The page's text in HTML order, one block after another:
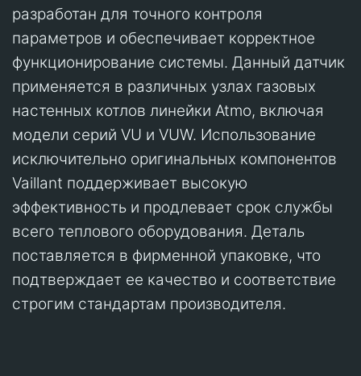
разработан для точного контроля
параметров и обеспечивает корректное
функционирование системы. Данный датчик
применяется в различных узлах газовых
настенных котлов линейки Atmo, включая
модели серий VU и VUW. Использование
исключительно оригинальных компонентов
Vaillant поддерживает высокую
эффективность и продлевает срок службы
всего теплового оборудования. Деталь
поставляется в фирменной упаковке, что
подтверждает ее качество и соответствие
строгим стандартам производителя.